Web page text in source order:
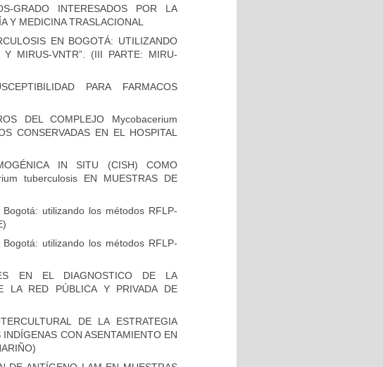
GRADO INTERESADOS POR LA
Y MEDICINA TRASLACIONAL
EN BOGOTÁ: UTILIZANDO
MIRUS-VNTR”. (III PARTE: MIRU-
PARA FARMACOS
DEL COMPLEJO Mycobacerium
CONSERVADAS EN EL HOSPITAL
IN SITU (CISH) COMO
tuberculosis EN MUESTRAS DE
utilizando los métodos RFLP-
utilizando los métodos RFLP-
EN EL DIAGNOSTICO DE LA
LA RED PÚBLICA Y PRIVADA DE
DE LA ESTRATEGIA
CON ASENTAMIENTO EN